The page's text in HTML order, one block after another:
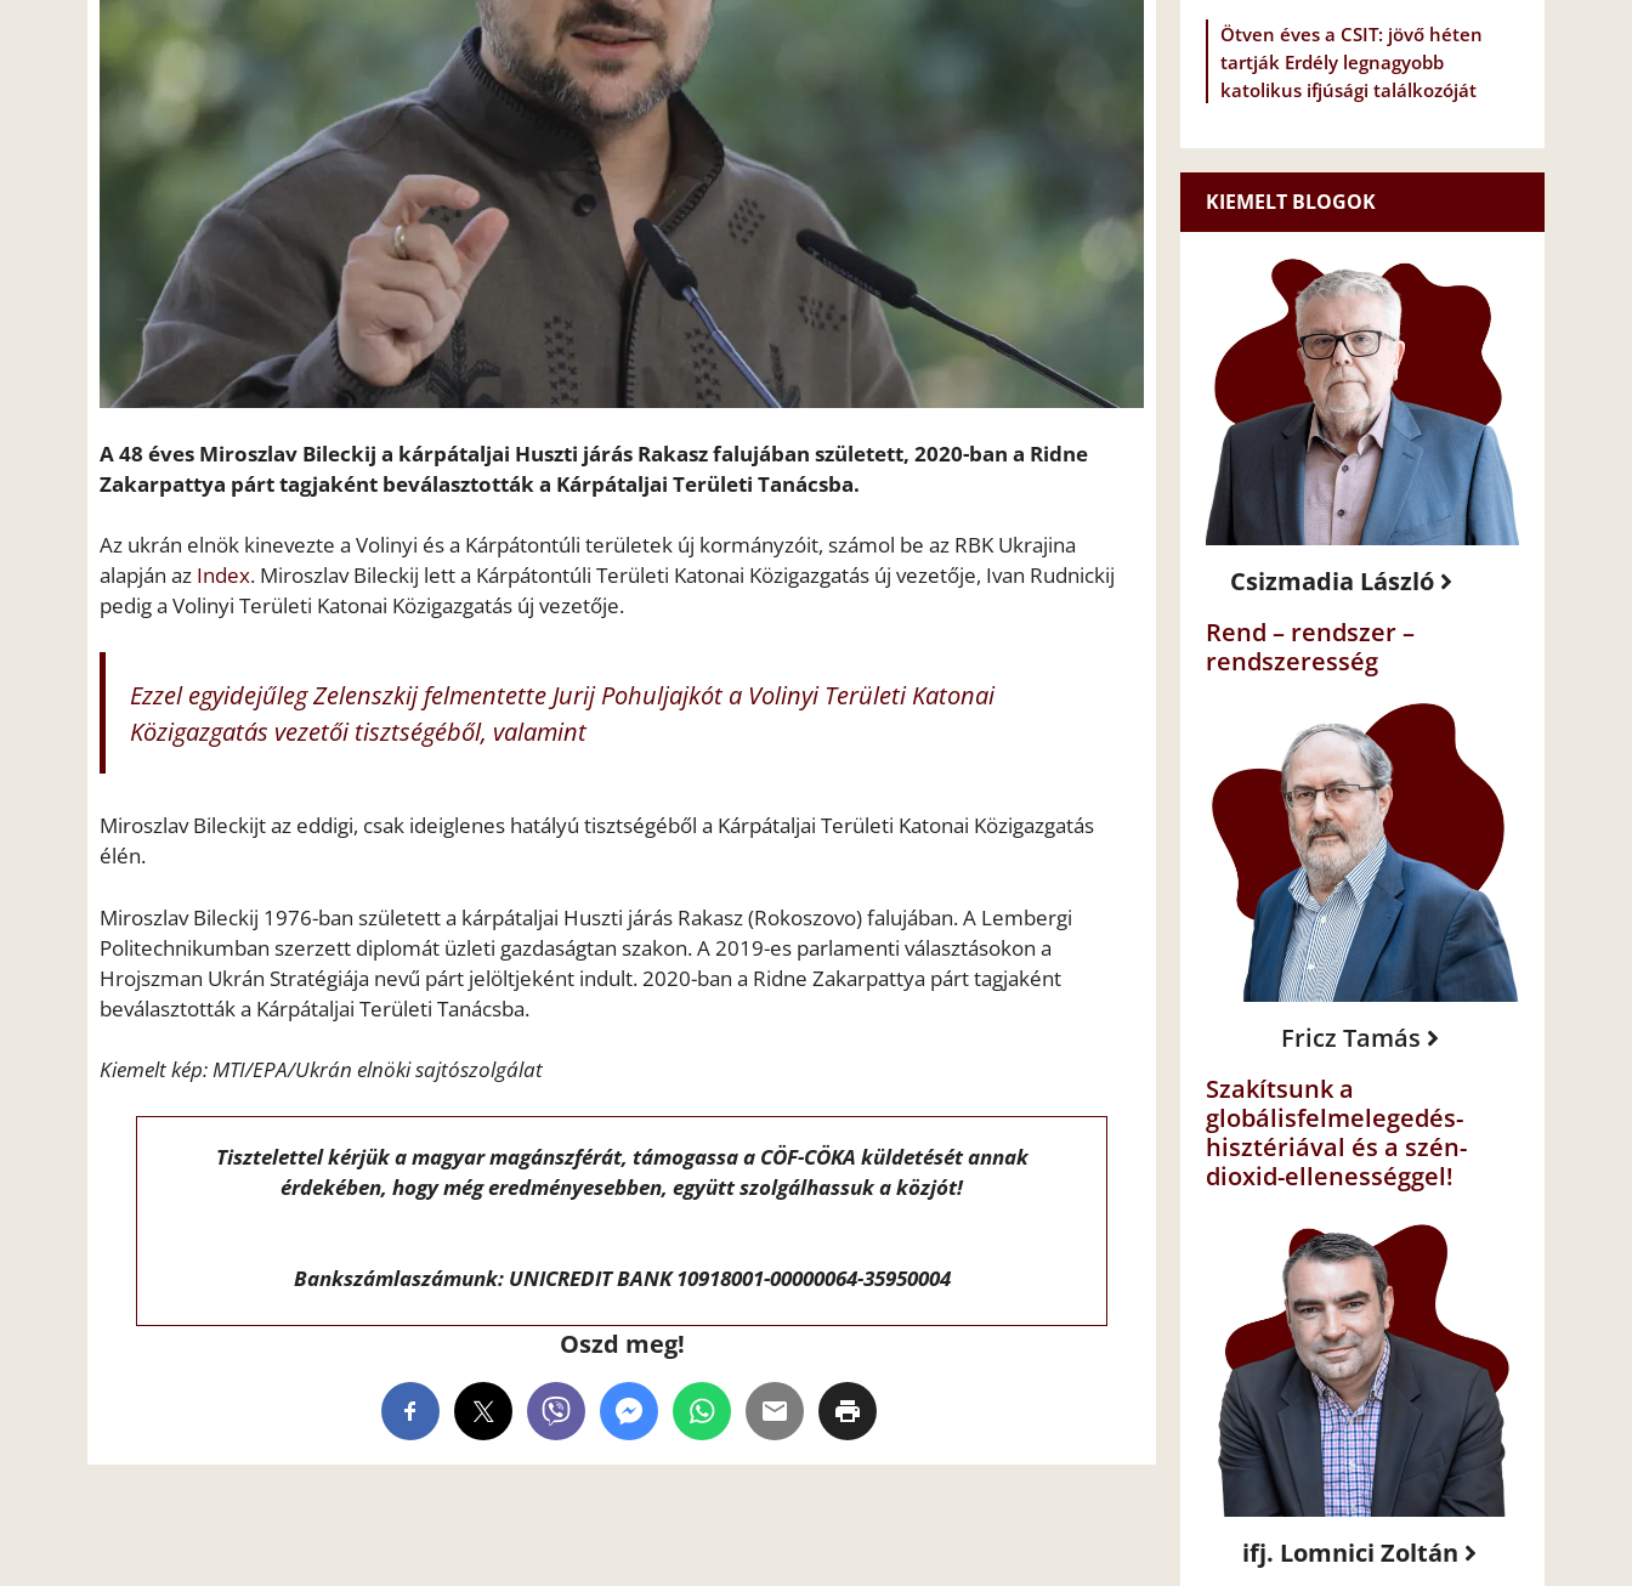
A 48 éves Miroszlav Bileckij a kárpátaljai Huszti járás Rakasz falujában született, 2020-ban a Ridne
Zakarpattya párt tagjaként beválasztották a Kárpátaljai Területi Tanácsba.
Az ukrán elnök kinevezte a Volinyi és a Kárpátontúli területek új kormányzóit, számol be az RBK Ukrajina
alapján az Index. Miroszlav Bileckij lett a Kárpátontúli Területi Katonai Közigazgatás új vezetője, Ivan Rudnickij
pedig a Volinyi Területi Katonai Közigazgatás új vezetője.
Ezzel egyidejűleg Zelenszkij felmentette Jurij Pohuljajkót a Volinyi Területi Katonai
Közigazgatás vezetői tisztségéből, valamint
Miroszlav Bileckijt az eddigi, csak ideiglenes hatályú tisztségéből a Kárpátaljai Területi Katonai Közigazgatás
élén.
Miroszlav Bileckij 1976-ban született a kárpátaljai Huszti járás Rakasz (Rokoszovo) falujában. A Lembergi
Politechnikumban szerzett diplomát üzleti gazdaságtan szakon. A 2019-es parlamenti választásokon a
Hrojszman Ukrán Stratégiája nevű párt jelöltjeként indult. 2020-ban a Ridne Zakarpattya párt tagjaként
beválasztották a Kárpátaljai Területi Tanácsba.
Kiemelt kép: MTI/EPA/Ukrán elnöki sajtószolgálat
Tisztelettel kérjük a magyar magánszférát, támogassa a CÖF-CÖKA küldetését annak
érdekében, hogy még eredményesebben, együtt szolgálhassuk a közjót!
Bankszámlaszámunk: UNICREDIT BANK 10918001-00000064-35950004
Oszd meg!
Ötven éves a CSIT: jövő héten
tartják Erdély legnagyobb
katolikus ifjúsági találkozóját
KIEMELT BLOGOK
Csizmadia László
Rend – rendszer –
rendszeresség
Fricz Tamás
Szakítsunk a
globálisfelmelegedés-
hisztériával és a szén-
dioxid-ellenességgel!
ifj. Lomnici Zoltán